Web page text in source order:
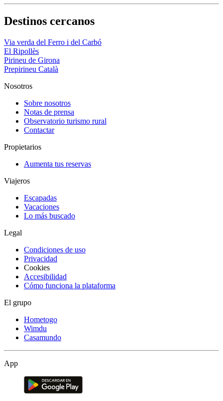
Destinos cercanos
Via verda del Ferro i del Carbó
El Ripollès
Pirineu de Girona
Prepirineu Català
Nosotros
Sobre nosotros
Notas de prensa
Observatorio turismo rural
Contactar
Propietarios
Aumenta tus reservas
Viajeros
Escapadas
Vacaciones
Lo más buscado
Legal
Condiciones de uso
Privacidad
Cookies
Accesibilidad
Cómo funciona la plataforma
El grupo
Hometogo
Wimdu
Casamundo
App